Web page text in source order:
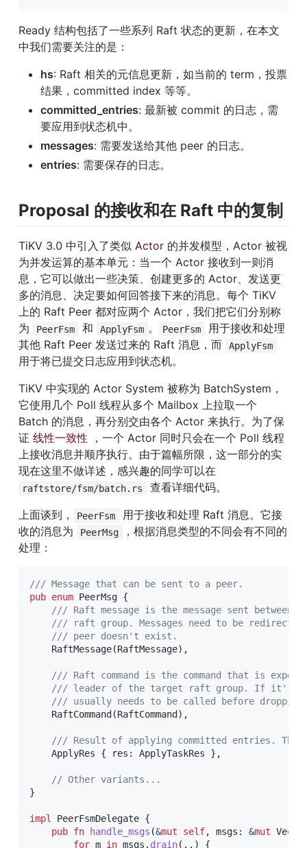
Ready 结构包括了一些系列 Raft 状态的更新，在本文
中我们需要关注的是：
hs: Raft 相关的元信息更新，如当前的 term，投票
结果，committed index 等等。
committed_entries: 最新被 commit 的日志，需
要应用到状态机中。
messages: 需要发送给其他 peer 的日志。
entries: 需要保存的日志。
Proposal 的接收和在 Raft 中的复制
TiKV 3.0 中引入了类似 Actor 的并发模型，Actor 被视
为并发运算的基本单元：当一个 Actor 接收到一则消
息，它可以做出一些决策、创建更多的 Actor、发送更
多的消息、决定要如何回答接下来的消息。每个 TiKV
上的 Raft Peer 都对应两个 Actor，我们把它们分别称
为
PeerFsm 和 ApplyFsm 。 PeerFsm
用于接收和处理
其他 Raft Peer 发送过来的 Raft 消息，而
ApplyFsm
用于将已提交日志应用到状态机。
TiKV 中实现的 Actor System 被称为 BatchSystem，
它使用几个 Poll 线程从多个 Mailbox 上拉取一个
Batch 的消息，再分别交由各个 Actor 来执行。为了保
证 线性一致性 ，一个 Actor 同时只会在一个 Poll 线程
上接收消息并顺序执行。由于篇幅所限，这一部分的实
raftstore/fsm/batch.rs
查看详细代码。
上面谈到，
PeerFsm
用于接收和处理 Raft 消息。它接
收的消息为
PeerMsg
，根据消息类型的不同会有不同的
处理：
/// Message that can be sent to a peer.
pub enum PeerMsg {
/// Raft message is the message sent between
/// raft group. Messages need to be
/// peer doesn't exist.
RaftMessage(RaftMessage) ,
/// Raft command is the command that is
/// leader of the target raft group. If it's
/// usually needs to be called before
RaftCommand (RaftCommand ) ,
/// Result of applying committed entries. The
ApplyRes
{ res : ApplyTaskRes } ,
// Other variants...
}
impl PeerFsmDelegate {
pub fn handle_msgs (&mut self, msgs : &mut Vec
for m in msgs . drain( .. ) {